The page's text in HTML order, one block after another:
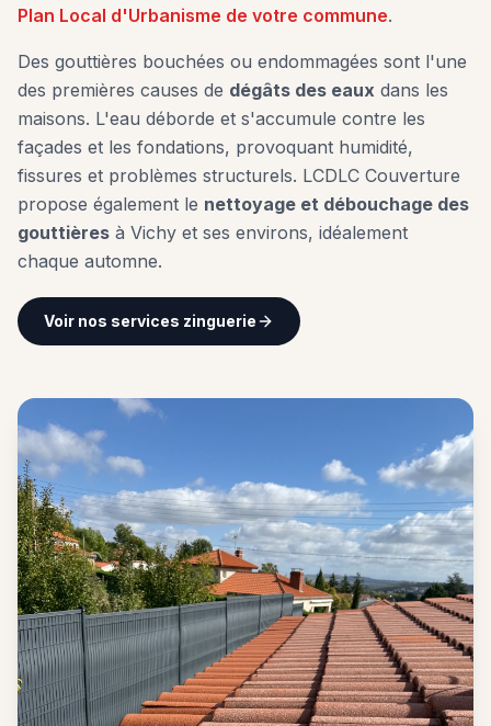
Plan Local d'Urbanisme de votre commune.
Des gouttières bouchées ou endommagées sont l'une
des premières causes de dégâts des eaux dans les
maisons. L'eau déborde et s'accumule contre les
façades et les fondations, provoquant humidité,
fissures et problèmes structurels. LCDLC Couverture
propose également le nettoyage et débouchage des
gouttières à Vichy et ses environs, idéalement
chaque automne.
Voir nos services zinguerie